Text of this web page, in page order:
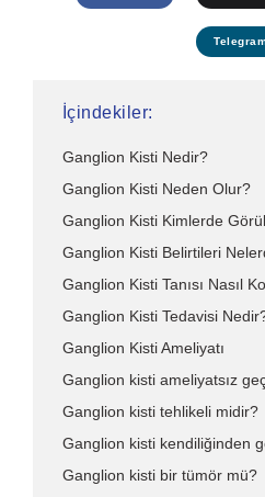
İçindekiler:
Ganglion Kisti Nedir?
Ganglion Kisti Neden Olur?
Ganglion Kisti Kimlerde
Ganglion Kisti Belirtileri
Ganglion Kisti Tanısı Nasıl
Ganglion Kisti Tedavisi
Ganglion Kisti Ameliyatı
Ganglion kisti ameliyatsız
Ganglion kisti tehlikeli midir?
Ganglion kisti kendiliğinden
Ganglion kisti bir tümör mü?